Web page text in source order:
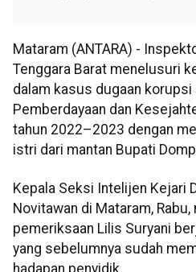
Mataram (ANTARA) -
Tenggara Barat menelusuri
dalam kasus dugaan korupsi
Pemberdayaan dan
tahun 2022–2023 dengan
istri dari mantan Bupati
Kepala Seksi Intelijen Kejari
Novitawan di Mataram, Rabu,
pemeriksaan Lilis Suryani
yang sebelumnya sudah
hadapan penyidik.